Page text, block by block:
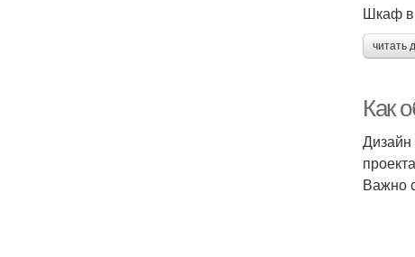
Шкаф в
читать
Как
Дизайн
Важно